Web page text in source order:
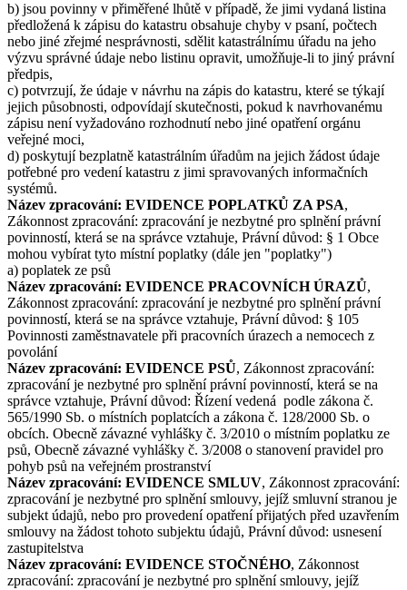
b) jsou povinny v přiměřené lhůtě v případě, že jimi vydaná listina
předložená k zápisu do katastru obsahuje chyby v psaní, počtech
nebo jiné zřejmé nesprávnosti, sdělit katastrálnímu úřadu na jeho
výzvu správné údaje nebo listinu opravit, umožňuje-li to jiný právní
předpis,
c) potvrzují, že údaje v návrhu na zápis do katastru, které se týkají
jejich působnosti, odpovídají skutečnosti, pokud k navrhovanému
zápisu není vyžadováno rozhodnutí nebo jiné opatření orgánu
veřejné moci,
d) poskytují bezplatně katastrálním úřadům na jejich žádost údaje
potřebné pro vedení katastru z jimi spravovaných informačních
systémů.
Název zpracování: EVIDENCE POPLATKŮ ZA PSA,
Zákonnost zpracování: zpracování je nezbytné pro splnění právní
povinností, která se na správce vztahuje, Právní důvod: § 1 Obce
mohou vybírat tyto místní poplatky (dále jen "poplatky")
a) poplatek ze psů
Název zpracování: EVIDENCE PRACOVNÍCH ÚRAZŮ,
Zákonnost zpracování: zpracování je nezbytné pro splnění právní
povinností, která se na správce vztahuje, Právní důvod: § 105
Povinnosti zaměstnavatele při pracovních úrazech a nemocech z
povolání
Název zpracování: EVIDENCE PSŮ, Zákonnost zpracování:
zpracování je nezbytné pro splnění právní povinností, která se na
správce vztahuje, Právní důvod: Řízení vedená podle zákona č.
565/1990 Sb. o místních poplatcích a zákona č. 128/2000 Sb. o
obcích. Obecně závazné vyhlášky č. 3/2010 o místním poplatku ze
psů, Obecně závazné vyhlášky č. 3/2008 o stanovení pravidel pro
pohyb psů na veřejném prostranství
Název zpracování: EVIDENCE SMLUV, Zákonnost zpracování:
zpracování je nezbytné pro splnění smlouvy, jejíž smluvní stranou je
subjekt údajů, nebo pro provedení opatření přijatých před uzavřením
smlouvy na žádost tohoto subjektu údajů, Právní důvod: usnesení
zastupitelstva
Název zpracování: EVIDENCE STOČNÉHO, Zákonnost
zpracování: zpracování je nezbytné pro splnění smlouvy, jejíž